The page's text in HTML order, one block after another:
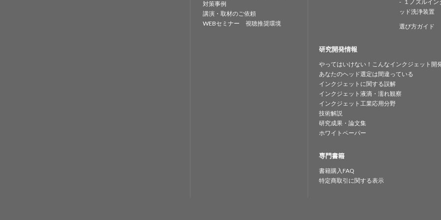
対策事例
講演・取材のご依頼
WEBセミナー 視聴推奨環境
１ノズルイ
ッド洗浄装置
選び方ガイド
研究開発情報
やってはいけない！こんなインクジェット開
あなたのヘッド選定は間違っている
インクジェットに関する誤解
インクジェット液滴・濡れ観察
インクジェット工業応用分野
技術解説
研究成果・論文集
ホワイトペーパー
専門書籍
書籍購入FAQ
特定商取引に関する表示